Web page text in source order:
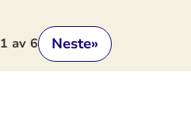
1 av 6 Neste»